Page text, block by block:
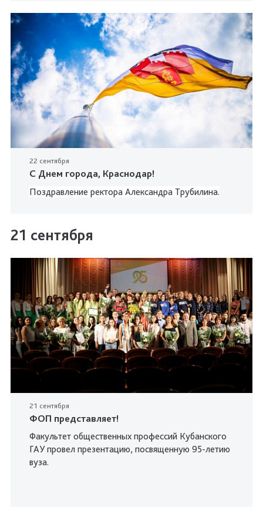
22 сентября
С Днем города, Краснодар!
Поздравление ректора Александра Трубилина.
21 сентября
21 сентября
ФОП представляет!
Факультет общественных профессий Кубанского
ГАУ провел презентацию, посвященную 95-летию
вуза.